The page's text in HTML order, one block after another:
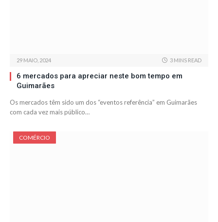
29 MAIO, 2024 3 MINS READ
6 mercados para apreciar neste bom tempo em
Guimarães
Os mercados têm sido um dos “eventos referência” em Guimarães
com cada vez mais público…
COMÉRCIO